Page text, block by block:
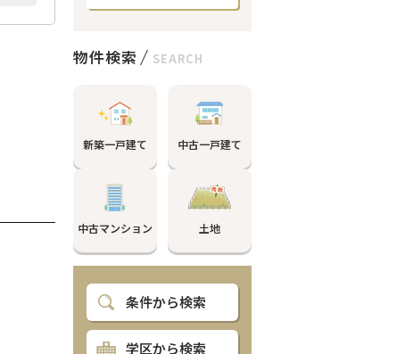
物件検索 SEARCH
新築一戸建て 中古一戸建て
中古マンション 土地
条件から検索
学区から検索